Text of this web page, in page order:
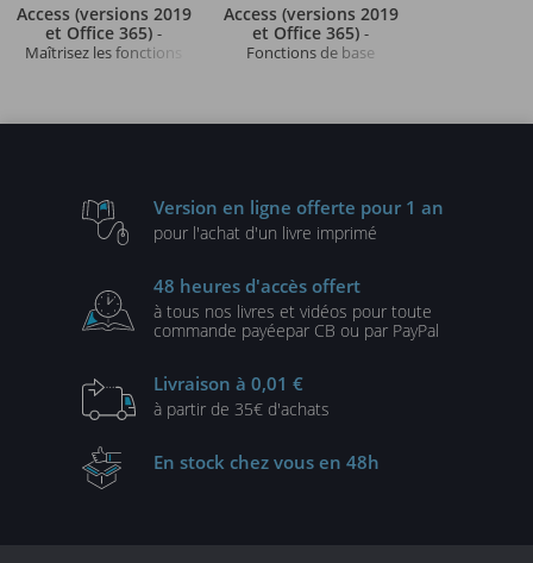
Access (versions 2019
et Office 365) -
Maîtrisez les fonctions
Access (versions 2019
et Office 365) -
Fonctions de base
Version en ligne offerte pour 1 an
pour l'achat d'un livre imprimé
48 heures d'accès offert
à tous nos livres et vidéos pour toute
commande payéepar CB ou par PayPal
Livraison à 0,01 €
à partir de 35€ d'achats
En stock chez vous en 48h